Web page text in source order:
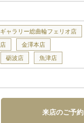
ャラリー総曲輪フェリオ店
金澤本店
砺波店 魚津店
来店のご予約